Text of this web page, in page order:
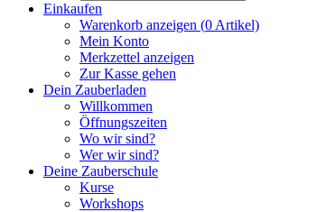
Einkaufen
Warenkorb anzeigen (0 Artikel)
Mein Konto
Merkzettel anzeigen
Zur Kasse gehen
Dein Zauberladen
Willkommen
Öffnungszeiten
Wo wir sind?
Wer wir sind?
Deine Zauberschule
Kurse
Workshops